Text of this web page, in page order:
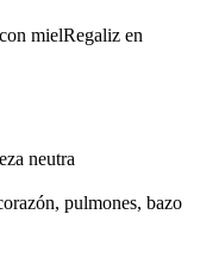
mielRegaliz en
neutra
pulmones, bazo